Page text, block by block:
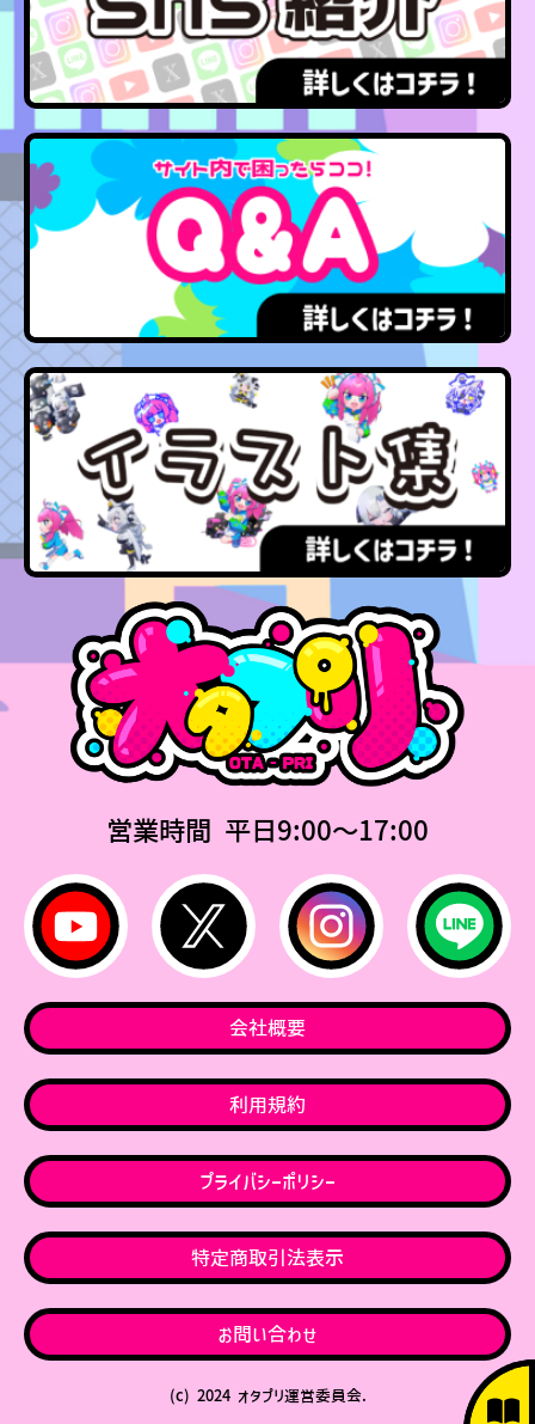
営業時間 平日9:00〜17:00
会社概要
利用規約
プライバシーポリシー
特定商取引法表示
お問い合わせ
(c) 2024 オタプリ運営委員会.